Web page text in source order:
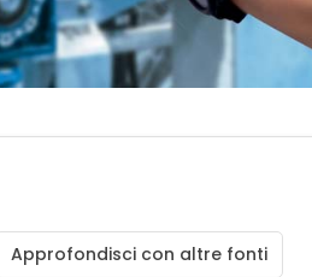
Approfondisci con altre fonti